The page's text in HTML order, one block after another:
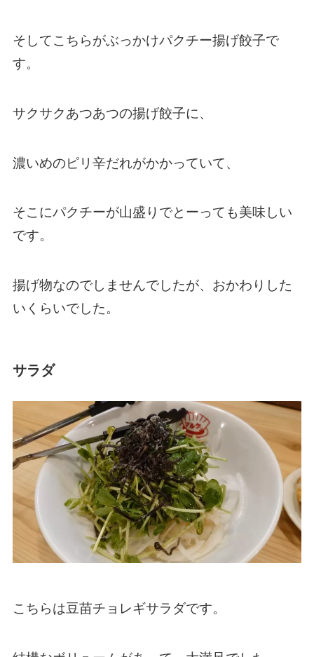
そしてこちらがぶっかけパクチー揚げ餃子で
す。
サクサクあつあつの揚げ餃子に、
濃いめのピリ辛だれがかかっていて、
そこにパクチーが山盛りでとーっても美味しい
です。
揚げ物なのでしませんでしたが、おかわりした
いくらいでした。
サラダ
こちらは豆苗チョレギサラダです。